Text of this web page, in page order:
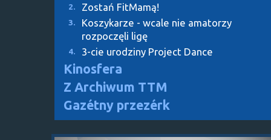
2. Zostań FitMamą!
3.
Koszykarze - wcale nie amatorzy
rozpoczęli ligę
4. 3-cie urodziny Project Dance
Kinosfera
Z Archiwum TTM
Gazétny przezérk